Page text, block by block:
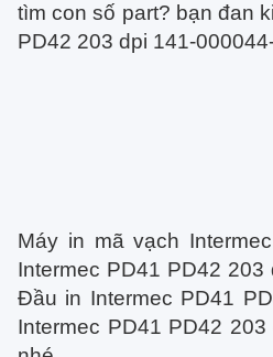
tìm con số part? bạn đan
PD42 203 dpi 141-
Máy in mã vạch
Intermec PD41 PD42
Đầu in Intermec PD41
Intermec PD41 PD42